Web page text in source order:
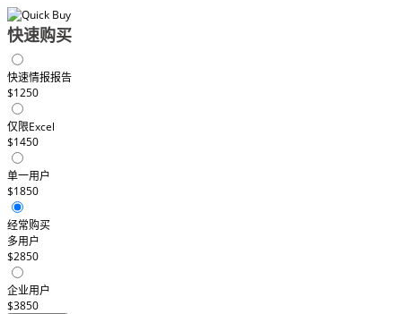
快速购买
快速情报报告
$1250
仅限Excel
$1450
单一用户
$1850
经常购买
多用户
$2850
企业用户
$3850